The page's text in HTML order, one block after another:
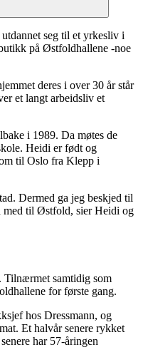
seg til et yrkesliv i
på Østfoldhallene -noe
deres i over 30 år står
et langt arbeidsliv et
i 1989. Da møtes de
Heidi er født og
til Oslo fra Klepp i
Dermed ga jeg beskjed til
med til Østfold, sier Heidi og
Tilnærmet samtidig som
for første gang.
hos Dressmann, og
Et halvår senere rykket
har 57-åringen